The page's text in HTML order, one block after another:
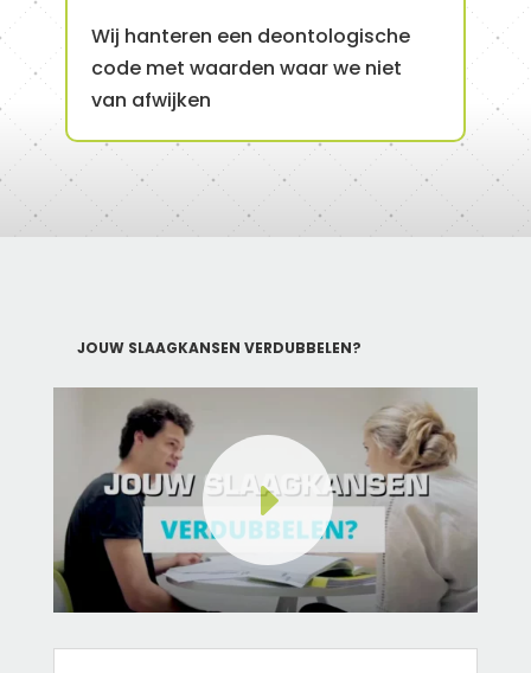
Wij hanteren een deontologische
code met waarden waar we niet
van afwijken
JOUW SLAAGKANSEN VERDUBBELEN?